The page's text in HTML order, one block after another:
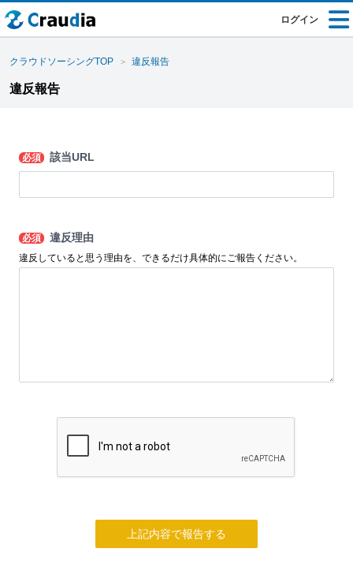
ログイン
クラウドソーシングTOP 違反報告
違反報告
必須 該当URL
必須 違反理由
違反していると思う理由を、できるだけ具体的にご報告ください。
上記内容で報告する